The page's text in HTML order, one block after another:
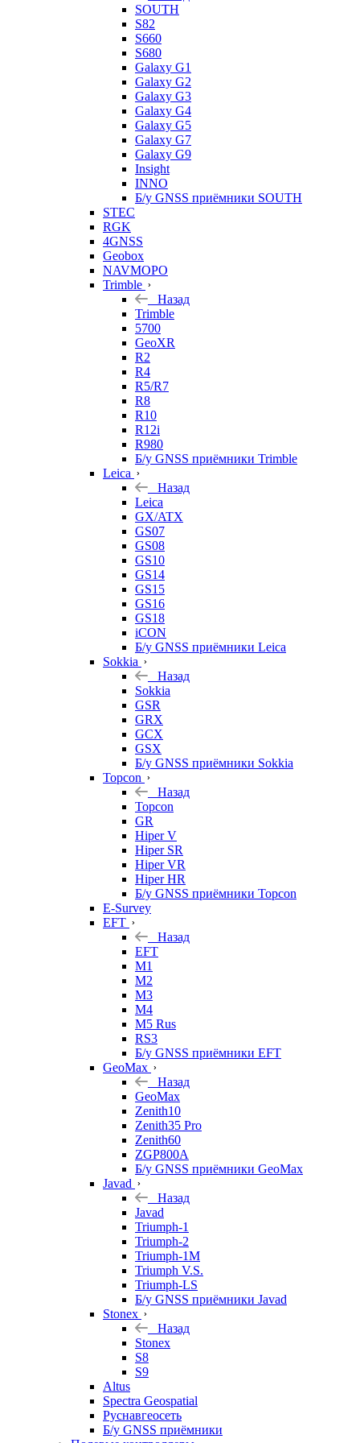
SOUTH
S82
S660
S680
Galaxy G1
Galaxy G2
Galaxy G3
Galaxy G4
Galaxy G5
Galaxy G7
Galaxy G9
Insight
INNO
Б/у GNSS приёмники SOUTH
STEC
RGK
4GNSS
Geobox
NAVMOPO
Trimble
Назад
Trimble
5700
GeoXR
R2
R4
R5/R7
R8
R10
R12i
R980
Б/у GNSS приёмники Trimble
Leica
Назад
Leica
GX/ATX
GS07
GS08
GS10
GS14
GS15
GS16
GS18
iCON
Б/у GNSS приёмники Leica
Sokkia
Назад
Sokkia
GSR
GRX
GCX
GSX
Б/у GNSS приёмники Sokkia
Topcon
Назад
Topcon
GR
Hiper V
Hiper SR
Hiper VR
Hiper HR
Б/у GNSS приёмники Topcon
E-Survey
EFT
Назад
EFT
M1
M2
M3
M4
M5 Rus
RS3
Б/у GNSS приёмники EFT
GeoMax
Назад
GeoMax
Zenith10
Zenith35 Pro
Zenith60
ZGP800A
Б/у GNSS приёмники GeoMax
Javad
Назад
Javad
Triumph-1
Triumph-2
Triumph-1M
Triumph V.S.
Triumph-LS
Б/у GNSS приёмники Javad
Stonex
Назад
Stonex
S8
S9
Altus
Spectra Geospatial
Руснавгеосеть
Б/у GNSS приёмники